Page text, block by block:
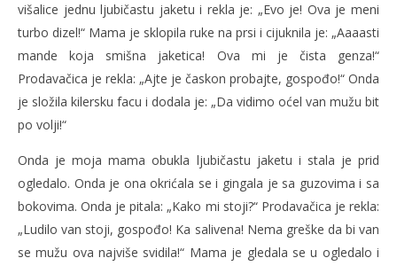
višalice jednu ljubičastu jaketu i rekla je: „Evo je! Ova je meni
turbo dizel!“ Mama je sklopila ruke na prsi i cijuknila je: „Aaaasti
mande koja smišna jaketica! Ova mi je čista genza!“
Prodavačica je rekla: „Ajte je časkon probajte, gospođo!“ Onda
je složila kilersku facu i dodala je: „Da vidimo oćel van mužu bit
po volji!“
Onda je moja mama obukla ljubičastu jaketu i stala je prid
ogledalo. Onda je ona okrićala se i gingala je sa guzovima i sa
bokovima. Onda je pitala: „Kako mi stoji?“ Prodavačica je rekla:
„Ludilo van stoji, gospođo! Ka salivena! Nema greške da bi van
se mužu ova najviše svidila!“ Mama je gledala se u ogledalo i